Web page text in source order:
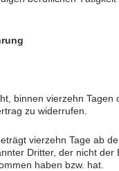
binnen vierzehn Tagen
zu widerrufen.
vierzehn Tage ab
Dritter, der nicht der
haben bzw. hat.